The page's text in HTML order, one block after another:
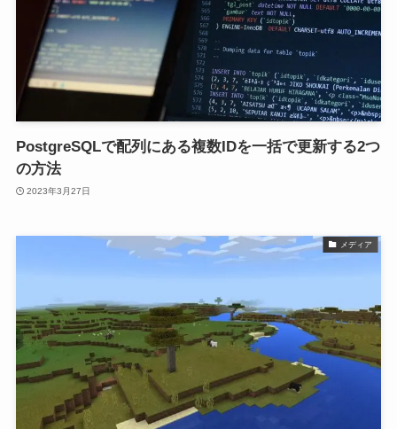
PostgreSQLで配列にある複数IDを一括で更新する2つ
の方法
2023年3月27日
メディア